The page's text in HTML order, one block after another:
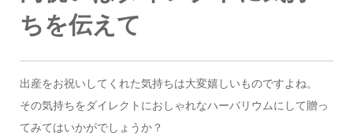
ちを伝えて
出産をお祝いしてくれた気持ちは大変嬉しいものですよね。
その気持ちをダイレクトにおしゃれなハーバリウムにして贈っ
てみてはいかがでしょうか？